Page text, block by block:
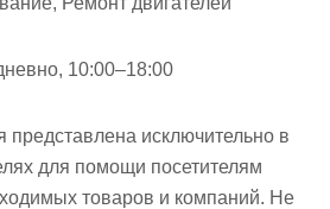
10:00–18:00
исключительно в
для помощи посетителям
товаров и компаний. Не